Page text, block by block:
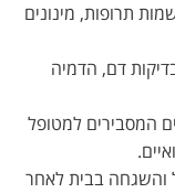
תרופות, מינונים
דם, הדמיה
המסבירים למטופל
והשגחה בבית לאחר